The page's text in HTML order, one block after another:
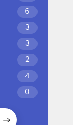
6
3
3
2
4
0